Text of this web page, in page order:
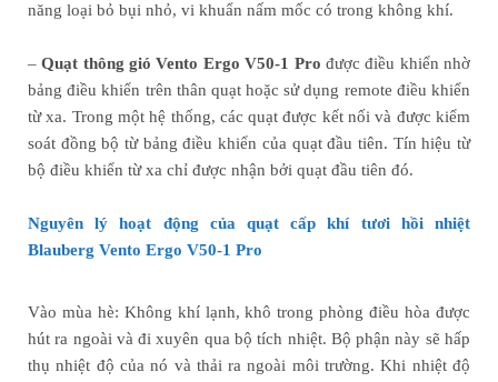
năng loại bỏ bụi nhỏ, vi khuẩn nấm mốc có trong không khí.
–Quạt thông gió Vento Ergo V50-1 Pro được điều khiển nhờ
bảng điều khiển trên thân quạt hoặc sử dụng remote điều khiển
từ xa. Trong một hệ thống, các quạt được kết nối và được kiểm
soát đồng bộ từ bảng điều khiển của quạt đầu tiên. Tín hiệu từ
bộ điều khiển từ xa chỉ được nhận bởi quạt đầu tiên đó.
Nguyên lý hoạt động của quạt cấp khí tươi hồi nhiệt
Blauberg Vento Ergo V50-1 Pro
Vào mùa hè: Không khí lạnh, khô trong phòng điều hòa được
hút ra ngoài và đi xuyên qua bộ tích nhiệt. Bộ phận này sẽ hấp
thụ nhiệt độ của nó và thải ra ngoài môi trường. Khi nhiệt độ